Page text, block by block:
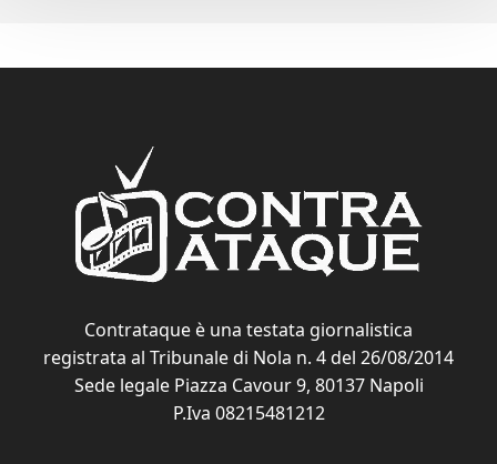
Contrataque è una testata giornalistica
registrata al Tribunale di Nola n. 4 del 26/08/2014
Sede legale Piazza Cavour 9, 80137 Napoli
P.Iva 08215481212